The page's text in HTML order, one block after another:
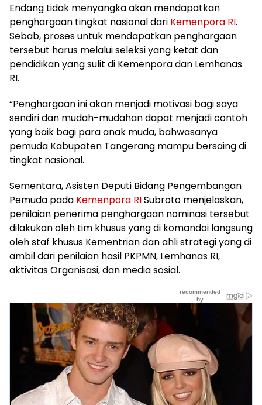
Endang tidak menyangka akan mendapatkan
penghargaan tingkat nasional dari Kemenpora RI.
Sebab, proses untuk mendapatkan penghargaan
tersebut harus melalui seleksi yang ketat dan
pendidikan yang sulit di Kemenpora dan Lemhanas
RI.
“Penghargaan ini akan menjadi motivasi bagi saya
sendiri dan mudah-mudahan dapat menjadi contoh
yang baik bagi para anak muda, bahwasanya
pemuda Kabupaten Tangerang mampu bersaing di
tingkat nasional.
Sementara, Asisten Deputi Bidang Pengembangan
Pemuda pada Kemenpora RISubroto menjelaskan,
penilaian penerima penghargaan nominasi tersebut
dilakukan oleh tim khusus yang di komandoi langsung
oleh staf khusus Kementrian dan ahli strategi yang di
ambil dari penilaian hasil PKPMN, Lemhanas RI,
aktivitas Organisasi, dan media sosial.